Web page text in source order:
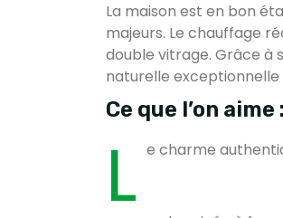
La maison est en bon
majeurs. Le chauffage
double vitrage. Grâce à
naturelle exceptionnelle
Ce que l’on aime :
L e charme